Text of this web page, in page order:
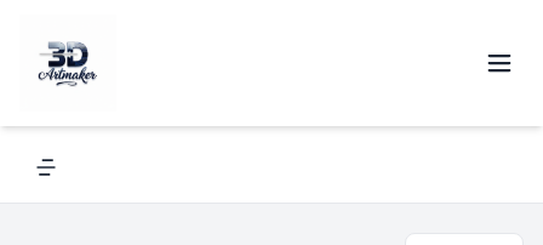
Es sind 0 Mitglieder und 0 unsichtbare
Mitglieder online
Navigation menu